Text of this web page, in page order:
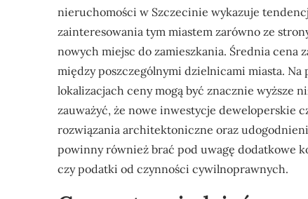
nieruchomości w Szczecinie wykazuje
zainteresowania tym miastem zarówno ze
nowych miejsc do zamieszkania. Średnia cena
między poszczególnymi dzielnicami miasta.
lokalizacjach ceny mogą być znacznie wyższe
zauważyć, że nowe inwestycje deweloperskie
rozwiązania architektoniczne oraz
powinny również brać pod uwagę dodatkowe
czy podatki od czynności cywilnoprawnych.